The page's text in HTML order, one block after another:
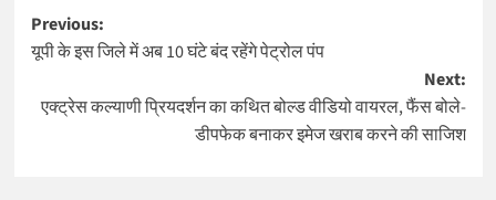
Post
navigation
Previous:
यूपी के इस जिले में अब 10 घंटे बंद रहेंगे पेट्रोल पंप
Next:
एक्ट्रेस कल्याणी प्रियदर्शन का कथित बोल्ड वीडियो वायरल, फैंस बोले-
डीपफेक बनाकर इमेज खराब करने की साजिश